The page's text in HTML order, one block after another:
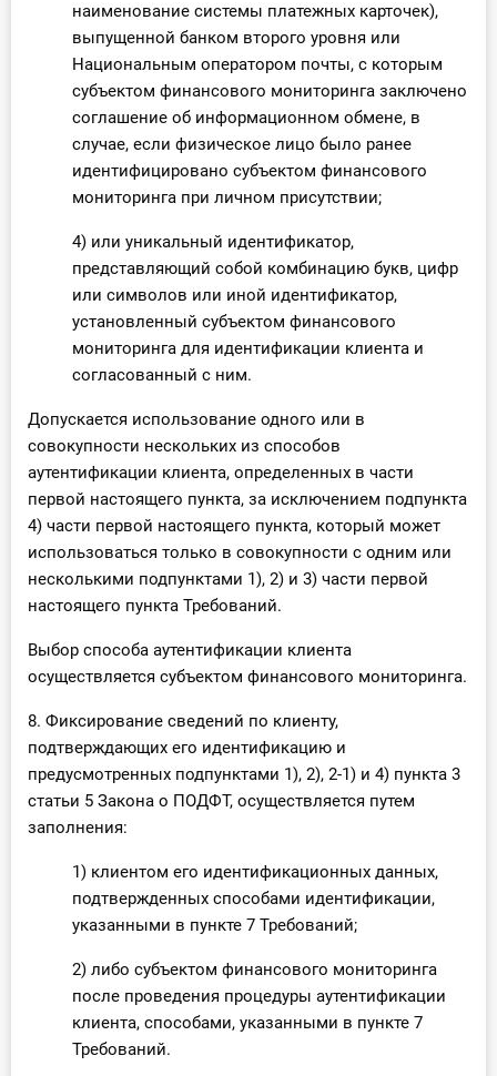
наименование системы платежных карточек),
выпущенной банком второго уровня или
Национальным оператором почты, с которым
субъектом финансового мониторинга заключено
соглашение об информационном обмене, в
случае, если физическое лицо было ранее
идентифицировано субъектом финансового
мониторинга при личном присутствии;
4) или уникальный идентификатор,
представляющий собой комбинацию букв, цифр
или символов или иной идентификатор,
установленный субъектом финансового
мониторинга для идентификации клиента и
согласованный с ним.
Допускается использование одного или в
совокупности нескольких из способов
аутентификации клиента, определенных в части
первой настоящего пункта, за исключением подпункта
4) части первой настоящего пункта, который может
использоваться только в совокупности с одним или
несколькими подпунктами 1), 2) и 3) части первой
настоящего пункта Требований.
Выбор способа аутентификации клиента
осуществляется субъектом финансового мониторинга.
8. Фиксирование сведений по клиенту,
подтверждающих его идентификацию и
предусмотренных подпунктами 1), 2), 2-1) и 4) пункта 3
статьи 5 Закона о ПОДФТ, осуществляется путем
заполнения:
1) клиентом его идентификационных данных,
подтвержденных способами идентификации,
указанными в пункте 7 Требований;
2) либо субъектом финансового мониторинга
после проведения процедуры аутентификации
клиента, способами, указанными в пункте 7
Требований.